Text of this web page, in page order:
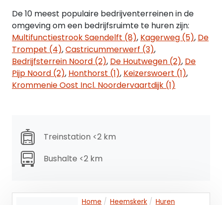
De 10 meest populaire bedrijventerreinen in de
omgeving om een bedrijfsruimte te huren zijn:
Multifunctiestrook Saendelft (8), Kagerweg (5), De
Trompet (4),Castricummerwerf (3),
Bedrijfsterrein Noord (2), De Houtwegen (2), De
Pijp Noord (2), Honthorst (1), Keizerswoert (1),
Krommenie Oost Incl. Noordervaartdijk (1)
Treinstation <2 km
Bushalte <2 km
Home Heemskerk Huren